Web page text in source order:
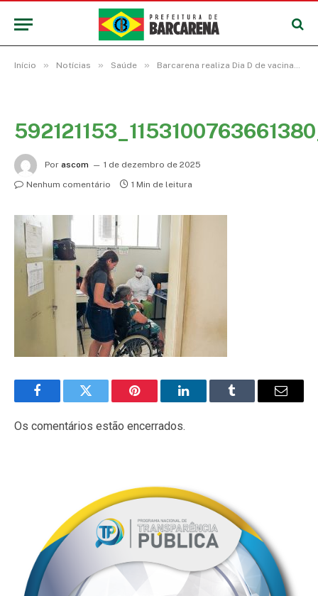
Início » Notícias » Saúde » Barcarena realiza Dia D de vacinação contra a gripe
Por ascom
1 de dezembro de 2025
Nenhum comentário
1 Min de leitura
FacebookTwitter Pinterest LinkedInTumblr
E-
Os comentários estão encerrados.